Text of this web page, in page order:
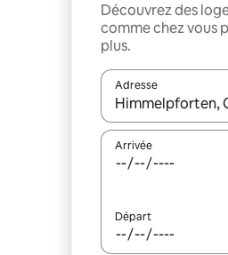
Découvrez des
comme chez vous
plus.
Adresse
Lorsque les
Arrivée
Départ